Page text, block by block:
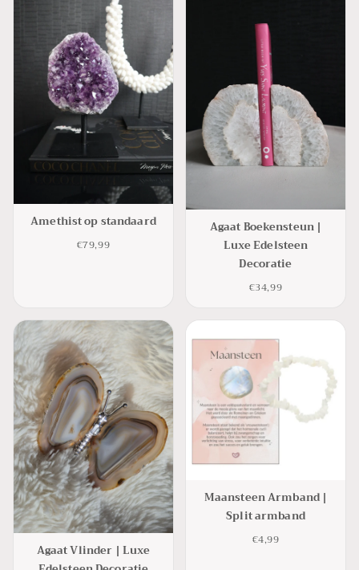
Amethist op standaard
€79,99
Agaat Boekensteun |
Luxe Edelsteen
Decoratie
€34,99
Agaat Vlinder | Luxe
Maansteen Armband |
Split armband
€4,99